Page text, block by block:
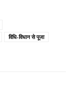
विधि-विधान से पूजा